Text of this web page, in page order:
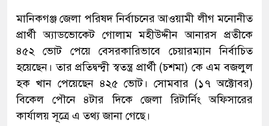
মানিকগঞ্জ জেলা পরিষদ নির্বাচনের আওয়ামী লীগ মনোনীত
প্রার্থী অ্যাডভোকেট গোলাম মহীউদ্দীন আনারস প্রতীকে
৪৫২ ভোট পেয়ে বেসরকারিভাবে চেয়ারম্যান নির্বাচিত
হয়েছেন। তার প্রতিদ্বন্দ্বী স্বতন্ত্র প্রার্থী (চশমা) কে এম বজলুল
হক খান পেয়েছেন ৪২৫ ভোট। সোমবার (১৭ অক্টোবর)
বিকেল পৌনে ৪টার দিকে জেলা রিটার্নিং অফিসারের
কার্যালয় সূত্রে এ তথ্য জানা গেছে।